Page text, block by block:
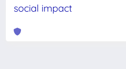
social impact